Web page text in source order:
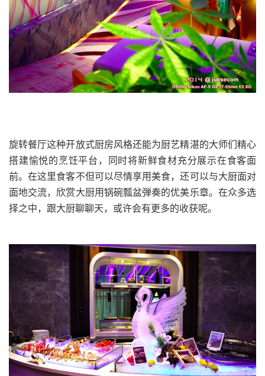
旋转餐厅这种开放式厨房风格还能为厨艺精湛的大师们精心
搭建愉悦的烹饪平台，同时将新鲜食材充分展示在食客面
前。在这里食客不但可以尽情享用美食，还可以与大厨面对
面地交流，欣赏大厨用锅碗瓢盆弾奏的优美乐章。在众多选
择之中，跟大厨聊聊天，或许会有更多的收获呢。